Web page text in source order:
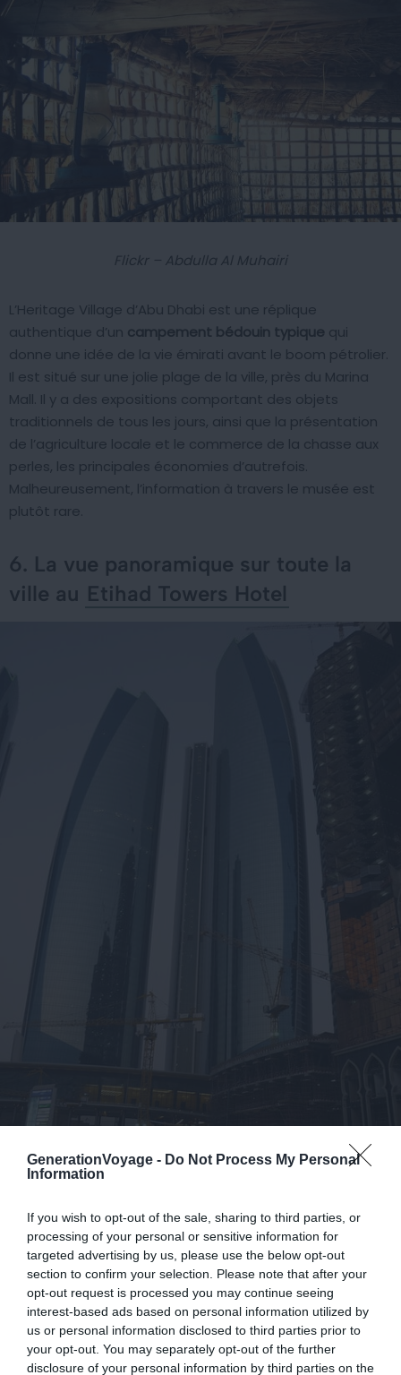
GenerationVoyage - Do Not Process My Personal
Information
If you wish to opt-out of the sale, sharing to third parties, or
processing of your personal or sensitive information for
targeted advertising by us, please use the below opt-out
section to confirm your selection. Please note that after your
opt-out request is processed you may continue seeing
interest-based ads based on personal information utilized by
us or personal information disclosed to third parties prior to
your opt-out. You may separately opt-out of the further
disclosure of your personal information by third parties on the
Flickr – Abdulla Al Muhairi
L’Heritage Village d’Abu Dhabi est une réplique
authentique d’un campement bédouin typique qui
donne une idée de la vie émirati avant le boom pétrolier.
Il est situé sur une jolie plage de la ville, près du Marina
Mall. Il y a des expositions comportant des objets
traditionnels de tous les jours, ainsi que la présentation
de l’agriculture locale et le commerce de la chasse aux
perles, les principales économies d’autrefois.
Malheureusement, l’information à travers le musée est
plutôt rare.
6. La vue panoramique sur toute la
ville au Etihad Towers Hotel
La réponse d’Abu Dhabi à la tour Burj Khalifa de Dubaï
son « Observation Deck at 300 » offrant une vue sur la
skyline depuis leJumeirah at Etihad Towers Hotel
culminant de la ville. Il y a un ticket d’entrée de 75 AED
(16€) pour les non-clients de l’hôtel, mais 50 AED (10,50€)
sont remboursés en bon pour manger ou boire un verre